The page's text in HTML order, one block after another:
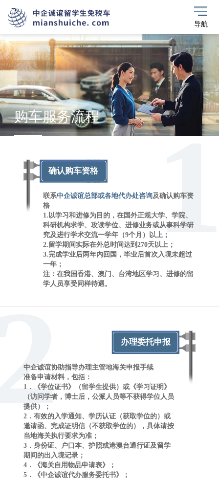
导航
购车服务流程
确认购车资格
联系中企诚谊总部或各地代办处咨询及确认购车资
格
1.以学习和进修为目的，在国外正规大学、学院、
科研机构求学、攻读学位、进修业务或从事科学研
究及进行学术交流一学年（9个月）以上；
2.留学期间实际在外总时间达到270天以上；
3.完成学业后两年内回国，毕业后首次入境未超过
一年；
注：在我国香港、澳门、台湾地区学习、进修的留
学人员享受同样待遇。
办理委托申报
中企诚谊协助指导办理主管地海关申报手续
准备申请材料，包括：
1．《学位证书》（留学生提供）或《学习证明》
（访问学者，博士后，公派人员等不获得学位人员
提供）；
2．有效的入学通知、学历认证（获取学位的）或
邀请函、完成证明信（不获取学位的），具体请按
当地海关执行要求为准；
3．身份证、户口本、护照或港澳台通行证及留学
期间的出入境记录；
4．《海关自用物品申请表》；
5．《中企诚谊代办服务委托书》；